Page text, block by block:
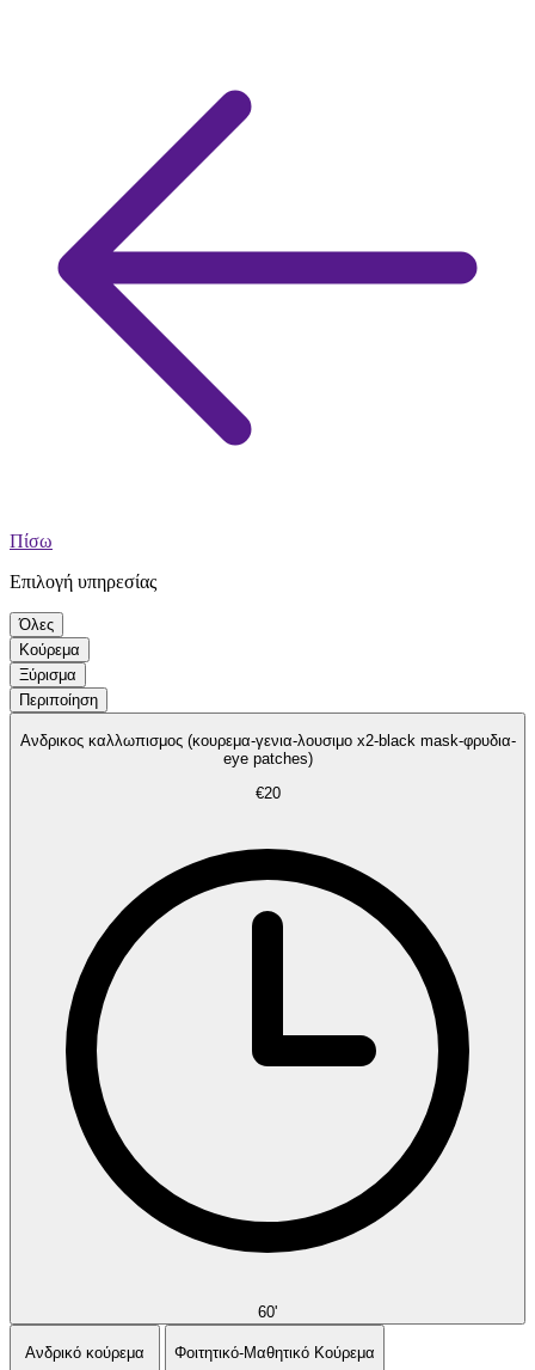
Πίσω
Επιλογή υπηρεσίας
Όλες
Κούρεμα
Ξύρισμα
Περιποίηση
Ανδρικος καλλωπισμος (κουρεμα-γενια-λουσιμο x2-black mask-φρυδια-
eye patches)
€20
60'
Ανδρικό κούρεμα
Φοιτητικό-Μαθητικό Κούρεμα